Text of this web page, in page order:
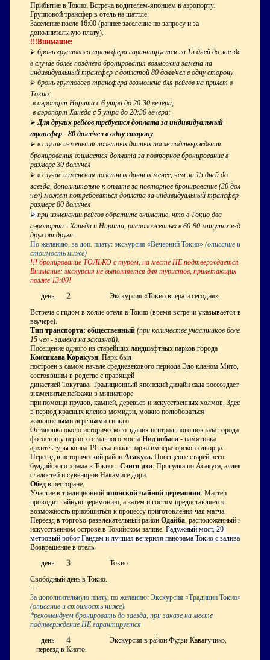
Прибытие в Токио. Встреча водителем-японцем в аэропорту.
Групповой трансфер в отель на шаттле.
Заселение после 16:00 (раннее заселение по запросу и за
дополнительную плату).
!!!Внимание:
⮚ бронь группового трансфера гарантируется за 15 дней до заезда,
в случае более позднего бронирования возможна замена на
индивидуальный трансфер с доплатой 80 долл/чел в одну сторону
⮚ бронь группового трансфера возможна для рейсов на прилет в
Токио:
-в аэропорт Нарита с 6 утра до 20:30 вечера;
-в аэропорт Ханеда с 5 утра до 20:30 вечера;
⮚ Для других рейсов требуется доплата за индивидуальный
трансфер - 80 долл/чел в одну сторону
⮚ в случае изменения полетных данных после подтверждения
бронирования взимается доплата за повторное бронирование в
размере 30 долл/чел
⮚ в случае изменения полетных данных менее, чем за 15 дней до
заезда, дополнительно к оплате за повторное бронирование (30 долл/
чел) может потребоваться доплата за индивидуальный трансфер в
размере 80 долл/чел
⮚ при изменении рейсов обратите внимание, что в Токио два
аэропорта - Ханеда и Нарита, расположенных в 60-90 минутах езды
друг от друга.
По желанию, за доп. плату: экскурсия «Вечерний Токио» (описание и
стоимость ниже)
!!! бронирование ТОЛЬКО с туром, на месте НЕ подтверждается
Внимание: экскурсия не выполняется для туристов, прилетающих
позже 13:00!
день
2
Экскурсия «Токио вчера и сегодня»
Встреча с гидом в холле отеля в Токио (время встречи указывается в
ваучере).
Тип транспорта: общественный (при количестве участников более
15 чел - замена на заказной).
Посещение одного из старейших ландшафтных парков города
Коисикава Коракуэн . Парк был
построен в самом начале средневекового периода Эдо кланом Мито,
состоявшим в родстве с правящей
династией Токугава. Традиционный японский дизайн сада воссоздает
знаменитые пейзажи в миниатюре
при помощи прудов, камней, деревьев и искусственных холмов. Здесь,
в период красных кленов момидзи, можно полюбоваться
живописными деревьями гинкго.
Остановка около исторического здания центрального вокзала города и
фотостоп у первого стального моста Нидзюбаси - памятника
архитектуры конца 19 века возле парка императорского дворца.
Переезд в исторический район Асакуса. Посещение старейшего
буддийского храма в Токио – Сэнсо-дзи . Прогулка по Асакуса, аллея
сладостей и сувениров Накамисе дори.
Обед в ресторане.
Участие в традиционной японской чайной церемонии . Мастер
проводит чайную церемонию, а затем и гостям предоставляется
возможность приобщиться к процессу приготовления чая матча.
Переезд в торгово-развлекательный район Одайба , расположенный на
искусственном острове в Токийском заливе. Радужный мост, 20-
метровый робот Гандам и лучшая вечерняя панорама Токио с залива
Возвращение в отель.
день
3
Токио
Свободный день в Токио.
---
За дополнительную плату, по желанию: Экскурсия «Традиции Токио»
(описание и стоимость ниже).
*рекомендуем бронировать до заезда, при заказе на месте
подтверждение НЕ гарантируется
день
4
Экскурсия в район Фудзи-Кавагучико,
переезд в Киото.